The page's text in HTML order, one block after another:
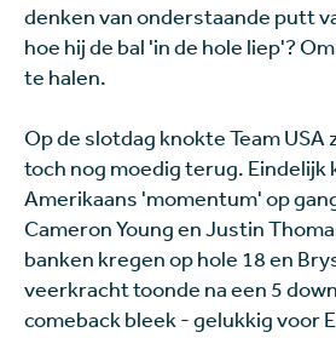
denken van onderstaande putt
hoe hij de bal 'in de hole liep'?
te halen.
Op de slotdag knokte Team USA
toch nog moedig terug. Eindelijk
Amerikaans 'momentum' op
Cameron Young en Justin
banken kregen op hole 18 en
veerkracht toonde na een 5
comeback bleek - gelukkig voor